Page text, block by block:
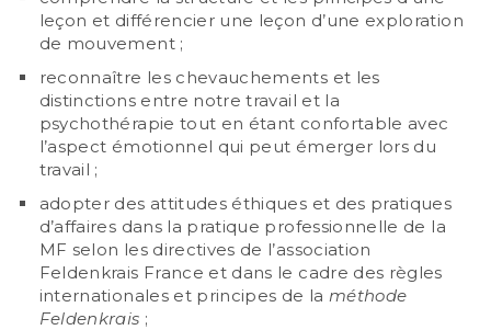
leçon et différencier une leçon d’une exploration
de mouvement ;
reconnaître les chevauchements et les
distinctions entre notre travail et la
psychothérapie tout en étant confortable avec
l’aspect émotionnel qui peut émerger lors du
travail ;
adopter des attitudes éthiques et des pratiques
d’affaires dans la pratique professionnelle de la
MF selon les directives de l’association
Feldenkrais France et dans le cadre des règles
internationales et principes de la méthode
Feldenkrais ;